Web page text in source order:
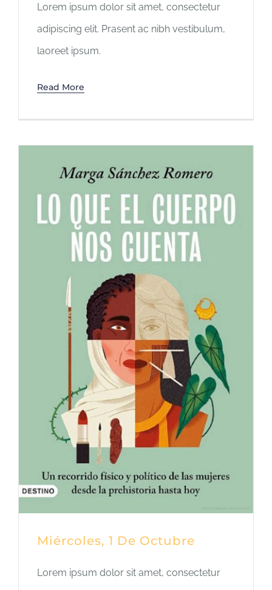
Lorem ipsum dolor sit amet, consectetur
adipiscing elit. Prasent ac nibh vestibulum,
laoreet ipsum.
Read More
Miércoles, 1 De Octubre
Lorem ipsum dolor sit amet, consectetur